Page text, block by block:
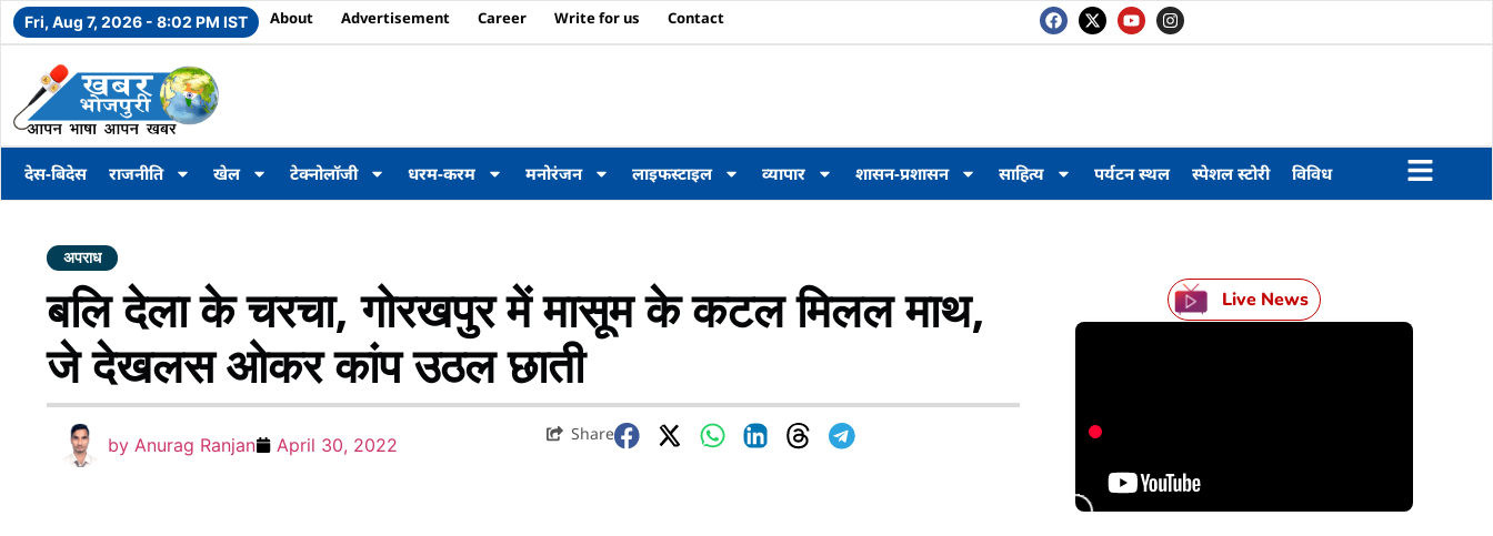
Fri, Aug 7, 2026 - 8:02 PM IST About Advertisement Career Write for us Contact
देस-बिदेस राजनीति खेल टेक्नोलॉजी धरम-करम मनोरंजन लाइफस्टाइल व्यापार शासन-प्रशासन साहित्य पर्यटन स्थल स्पेशल स्टोरी विविध
अपराध
बलि देला के चरचा, गोरखपुर में मासूम के कटल मिलल माथ,
जे देखलस ओकर कांप उठल छाती
by Anurag Ranjan April 30, 2022
Share
Live News